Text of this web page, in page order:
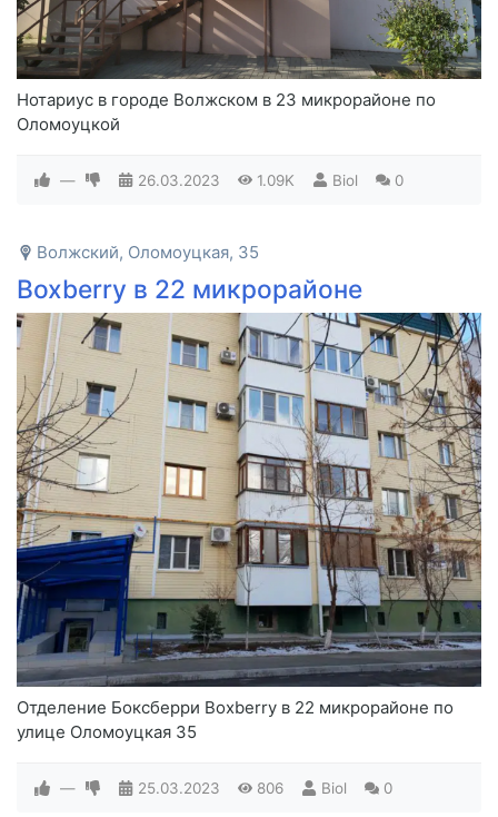
Нотариус в городе Волжском в 23 микрорайоне по
Оломоуцкой
— 26.03.2023 1.09K Biol 0
Волжский, Оломоуцкая, 35
Boxberry в 22 микрорайоне
Отделение Боксберри Boxberry в 22 микрорайоне по
улице Оломоуцкая 35
— 25.03.2023 806 Biol 0